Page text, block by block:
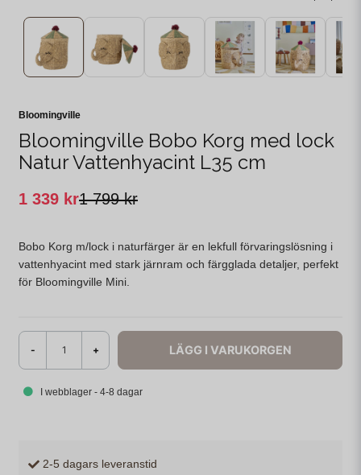
Bloomingville
Bloomingville Bobo Korg med lock
Natur Vattenhyacint L35 cm
1 799 kr
1 339 kr
Bobo Korg m/lock i naturfärger är en lekfull förvaringslösning i
vattenhyacint med stark järnram och färgglada detaljer, perfekt
för Bloomingville Mini.
- + LÄGG I VARUKORGEN
I webblager - 4-8 dagar
2-5 dagars leveranstid